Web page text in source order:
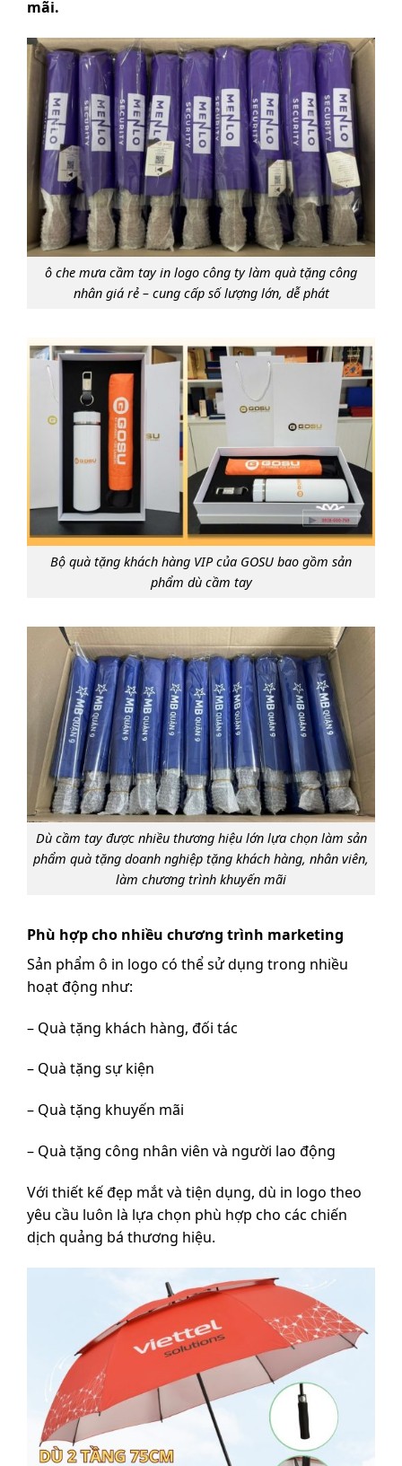
mãi.
ô che mưa cầm tay in logo công ty làm quà tặng công
nhân giá rẻ – cung cấp số lượng lớn, dễ phát
Bộ quà tặng khách hàng VIP của GOSU bao gồm sản
phẩm dù cầm tay
Dù cầm tay được nhiều thương hiệu lớn lựa chọn làm sản
phẩm quà tặng doanh nghiệp tặng khách hàng, nhân viên,
làm chương trình khuyến mãi
Phù hợp cho nhiều chương trình marketing
Sản phẩm ô in logo có thể sử dụng trong nhiều
hoạt động như:
– Quà tặng khách hàng, đối tác
– Quà tặng sự kiện
– Quà tặng khuyến mãi
– Quà tặng công nhân viên và người lao động
Với thiết kế đẹp mắt và tiện dụng, dù in logo theo
yêu cầu luôn là lựa chọn phù hợp cho các chiến
dịch quảng bá thương hiệu.